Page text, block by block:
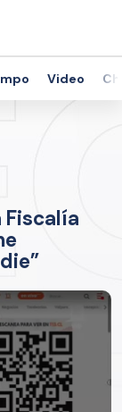
Video